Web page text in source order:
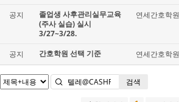
공지
졸업생 사후관리실무교육
(주사 실습) 실시
3/27~3/28.
연세간호학원
공지 간호학원 선택 기준 연세간호학원
검색